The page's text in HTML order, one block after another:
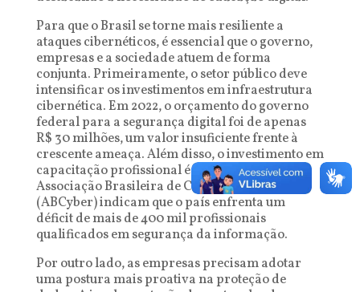
Para que o Brasil se torne mais resiliente a
ataques cibernéticos, é essencial que o governo,
empresas e a sociedade atuem de forma
conjunta. Primeiramente, o setor público deve
intensificar os investimentos em infraestrutura
cibernética. Em 2022, o orçamento do governo
federal para a segurança digital foi de apenas
R$ 30 milhões, um valor insuficiente frente à
crescente ameaça. Além disso, o investimento em
capacitação profissional é crucial. Dados da
Associação Brasileira de Cibersegurança
(ABCyber) indicam que o país enfrenta um
déficit de mais de 400 mil profissionais
qualificados em segurança da informação.
Por outro lado, as empresas precisam adotar
uma postura mais proativa na proteção de